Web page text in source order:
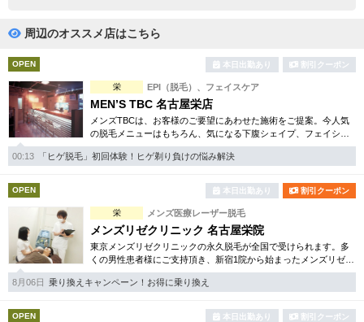
ペアルームあり
フットバスあり 岩盤浴あり
専用駐車場あり 有資格者在籍
日本人スタッフのみ 女性スタッフのみ
スタッフ指名可 Ｗセラピスト
駅から徒歩5分以内
こだわり条件を変更
閉じる
周辺のオススメ店はこちら
OPEN 本日出勤あり 割引クーポン
栄 EPI（脱毛）、フェイスケア
MEN’S TBC 名古屋栄店
メンズTBCは、お客様のご要望にあわせた施術をご提案。今人気
の脱毛メニューはもちろん、気になる下腹シェイプ、フェイシャ
ルケア等初めての方でも安心のお得な体験コースを各種揃えてい
ます。まずはご体験下さい。
00:13 「ヒゲ脱毛」初回体験！ヒゲ剃り負けの悩み解決
OPEN 本日出勤あり 割引クーポン
栄 メンズ医療レーザー脱毛
メンズリゼクリニック 名古屋栄院
東京メンズリゼクリニックの永久脱毛が全国で受けられます。多
くの男性患者様にご支持頂き、新宿1院から始まったメンズリゼク
リニックが、現在では提携院含め全国10院を展開するクリニック
になりました。
8月06日 乗り換えキャンペーン！お得に乗り換え
OPEN 本日出勤あり 割引クーポン